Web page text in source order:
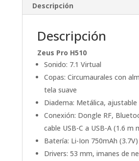
Descripción
Descripción
Zeus Pro H510
Sonido: 7.1 Virtual
Copas: Circumaurales con
tela suave
Diadema: Metálica,
Conexión: Dongle RF,
cable USB-C a USB-A (1.6 m
Batería: Li-Ion 750mAh (3.7V)
Drivers: 53 mm, imanes de